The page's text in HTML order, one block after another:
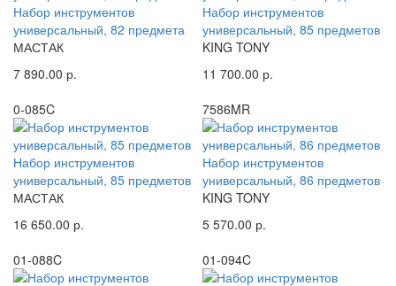
Набор инструментов
универсальный, 82 предмета
МАСТАК
7 890.00 р.
Набор инструментов
универсальный, 85 предметов
KING TONY
11 700.00 р.
0-085C
Набор инструментов
универсальный, 85 предметов
МАСТАК
16 650.00 р.
7586MR
Набор инструментов
универсальный, 86 предметов
KING TONY
5 570.00 р.
01-088C
01-094C